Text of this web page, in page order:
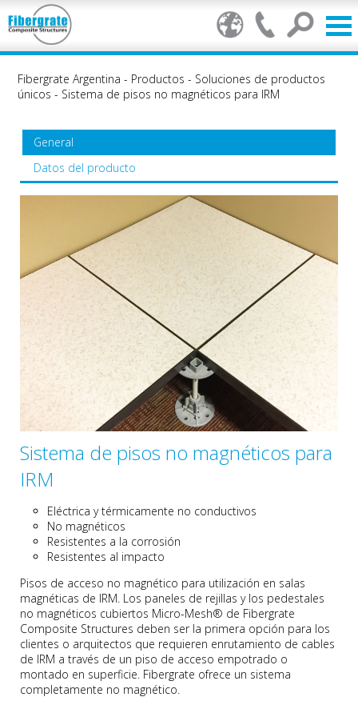
Fibergrate Argentina - Productos - Soluciones de productos
únicos - Sistema de pisos no magnéticos para IRM
General
Datos del producto
Sistema de pisos no magnéticos para
IRM
Eléctrica y térmicamente no conductivos
No magnéticos
Resistentes a la corrosión
Resistentes al impacto
Pisos de acceso no magnético para utilización en salas
magnéticas de IRM. Los paneles de rejillas y los pedestales
no magnéticos cubiertos Micro-Mesh® de Fibergrate
Composite Structures deben ser la primera opción para los
clientes o arquitectos que requieren enrutamiento de cables
de IRM a través de un piso de acceso empotrado o
montado en superficie. Fibergrate ofrece un sistema
completamente no magnético.